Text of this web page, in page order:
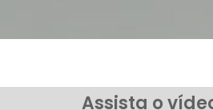
Assista o